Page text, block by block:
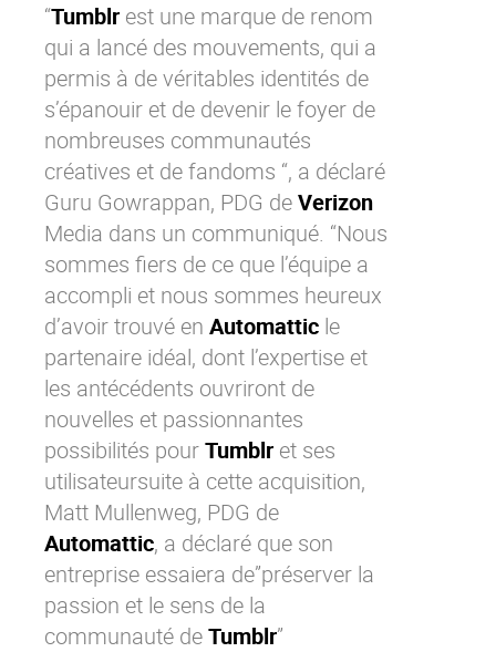
“Tumblr est une marque de renom
qui a lancé des mouvements, qui a
permis à de véritables identités de
s’épanouir et de devenir le foyer de
nombreuses communautés
créatives et de fandoms “, a déclaré
Guru Gowrappan, PDG deVerizon
Media dans un communiqué. “Nous
sommes fiers de ce que l’équipe a
accompli et nous sommes heureux
d’avoir trouvé en Automattic le
partenaire idéal, dont l’expertise et
les antécédents ouvriront de
nouvelles et passionnantes
possibilités pourTumblr et ses
utilisateursuite à cette acquisition,
Matt Mullenweg, PDG de
Automattic, a déclaré que son
entreprise essaiera de”préserver la
passion et le sens de la
communauté deTumblr”